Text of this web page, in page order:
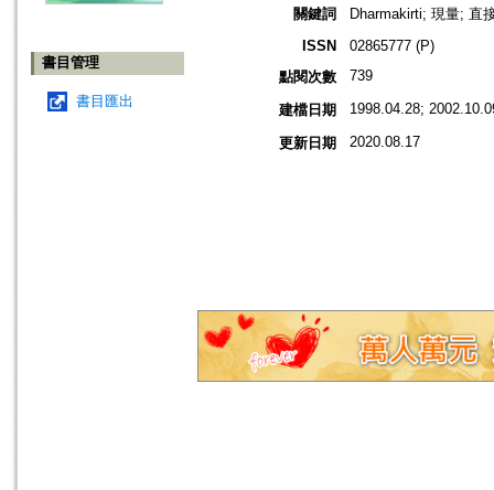
書目管理
書目匯出
關鍵詞
Dharmakirti; 現量; 直
ISSN
02865777 (P)
點閱次數
739
建檔日期 1998.04.28;
更新日期 2020.08.17